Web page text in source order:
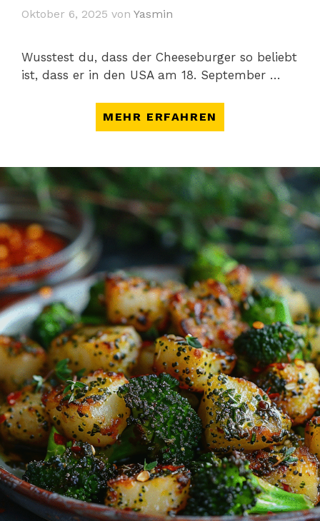
Oktober 6, 2025 vonYasmin
Wusstest du, dass der Cheeseburger so beliebt
ist, dass er in den USA am 18. September …
MEHR ERFAHREN